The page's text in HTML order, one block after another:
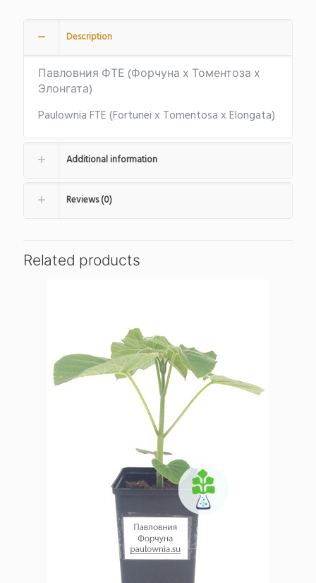
Description
Павловния ФТЕ (Форчуна х Томентоза х
Элонгата)
Paulownia FTE (Fortunei x Tomentosa x Elongata)
Additional information
Reviews (0)
Related products